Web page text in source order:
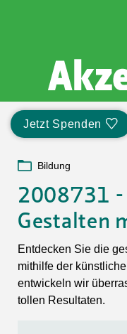
Jetzt Spenden
Sophia Care
Bildung
2008731 -
Gestalten
Entdecken Sie die
mithilfe der
entwickeln wir
tollen Resultaten.